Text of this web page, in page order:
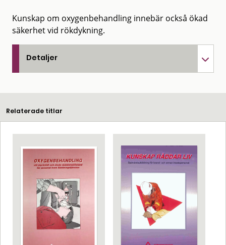
Kunskap om oxygenbehandling innebär också ökad
säkerhet vid rökdykning.
Detaljer
Relaterade titlar